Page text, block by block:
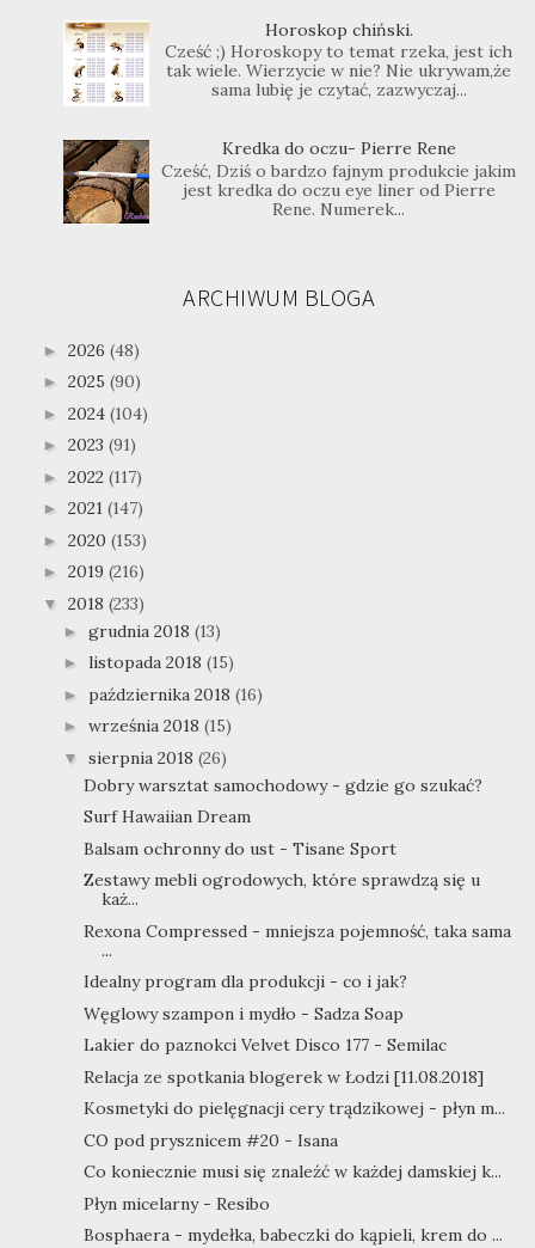
Horoskop chiński.
Cześć ;) Horoskopy to temat rzeka, jest ich
tak wiele. Wierzycie w nie? Nie ukrywam,że
sama lubię je czytać, zazwyczaj...
Kredka do oczu- Pierre Rene
Cześć, Dziś o bardzo fajnym produkcie jakim
jest kredka do oczu eye liner od Pierre
Rene. Numerek...
ARCHIWUM BLOGA
► 2026 (48)
► 2025 (90)
► 2024 (104)
► 2023 (91)
► 2022 (117)
► 2021 (147)
► 2020 (153)
► 2019 (216)
▼ 2018 (233)
► grudnia 2018 (13)
► listopada 2018 (15)
► października 2018 (16)
► września 2018 (15)
▼ sierpnia 2018 (26)
Dobry warsztat samochodowy - gdzie go szukać?
Surf Hawaiian Dream
Balsam ochronny do ust - Tisane Sport
Zestawy mebli ogrodowych, które sprawdzą się u
każ...
Rexona Compressed - mniejsza pojemność, taka sama
...
Idealny program dla produkcji - co i jak?
Węglowy szampon i mydło - Sadza Soap
Lakier do paznokci Velvet Disco 177 - Semilac
Relacja ze spotkania blogerek w Łodzi [11.08.2018]
Kosmetyki do pielęgnacji cery trądzikowej - płyn m...
CO pod prysznicem #20 - Isana
Co koniecznie musi się znaleźć w każdej damskiej k...
Płyn micelarny - Resibo
Bosphaera - mydełka, babeczki do kąpieli, krem do ...